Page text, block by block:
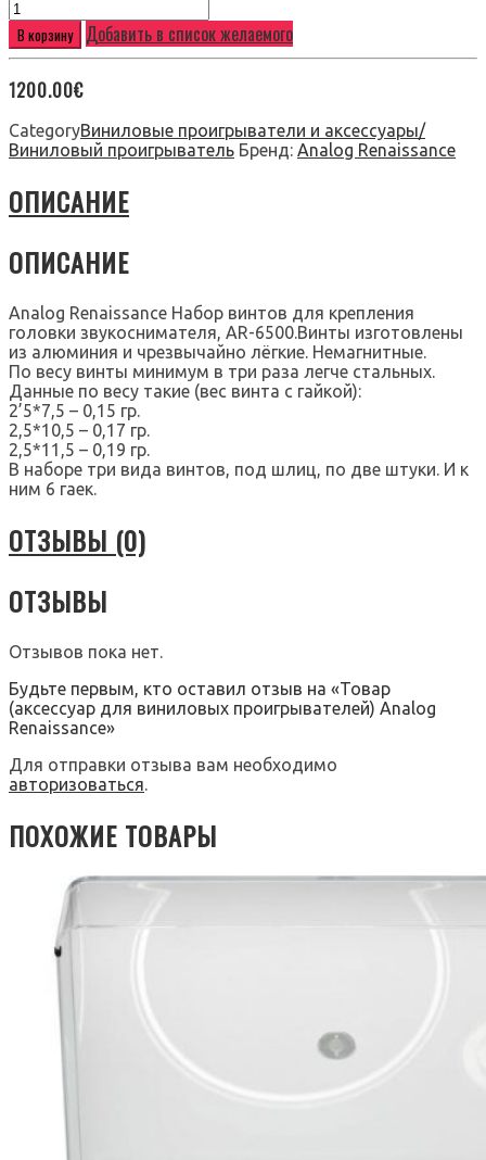
В корзину Добавить в список желаемого
1200.00€
CategoryВиниловые проигрыватели и аксессуары/
Виниловый проигрыватель Бренд: Analog Renaissance
ОПИСАНИЕ
ОПИСАНИЕ
Analog Renaissance Набор винтов для крепления
головки звукоснимателя, AR-6500.Винты изготовлены
из алюминия и чрезвычайно лёгкие. Немагнитные.
По весу винты минимум в три раза легче стальных.
Данные по весу такие (вес винта с гайкой):
2’5*7,5 – 0,15 гр.
2,5*10,5 – 0,17 гр.
2,5*11,5 – 0,19 гр.
В наборе три вида винтов, под шлиц, по две штуки. И к
ним 6 гаек.
ОТЗЫВЫ (0)
ОТЗЫВЫ
Отзывов пока нет.
Будьте первым, кто оставил отзыв на «Товар
(аксессуар для виниловых проигрывателей) Analog
Renaissance»
Для отправки отзыва вам необходимо
авторизоваться.
ПОХОЖИЕ ТОВАРЫ